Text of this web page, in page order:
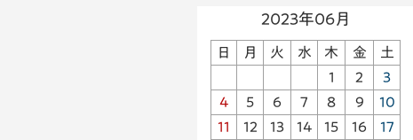
2023年06月
日 月 火 水 木 金
土
1
2
3
4
5 6 7 8 9
10
11
12 13 14 15 16
17